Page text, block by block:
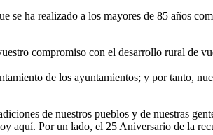
ha realizado a los mayores de 85 años
compromiso con el desarrollo rural de
de los ayuntamientos; y por tanto,
de nuestros pueblos y de nuestras
aquí. Por un lado, el 25 Aniversario de la